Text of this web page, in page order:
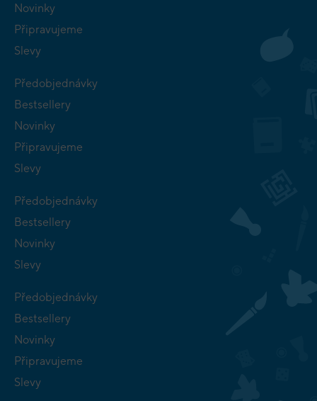
Novinky
Připravujeme
Slevy
Předobjednávky
Bestsellery
Novinky
Připravujeme
Slevy
Předobjednávky
Bestsellery
Novinky
Slevy
Předobjednávky
Bestsellery
Novinky
Připravujeme
Slevy